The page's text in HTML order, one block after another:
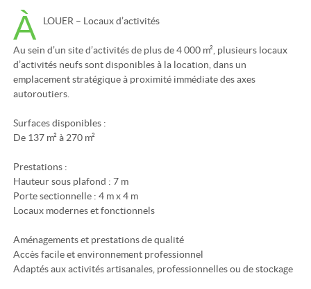
À LOUER – Locaux d’activités
Au sein d’un site d’activités de plus de 4 000 m², plusieurs locaux
d’activités neufs sont disponibles à la location, dans un
emplacement stratégique à proximité immédiate des axes
autoroutiers.
Surfaces disponibles :
De 137 m² à 270 m²
Prestations :
Hauteur sous plafond : 7 m
Porte sectionnelle : 4 m x 4 m
Locaux modernes et fonctionnels
Aménagements et prestations de qualité
Accès facile et environnement professionnel
Adaptés aux activités artisanales, professionnelles ou de stockage